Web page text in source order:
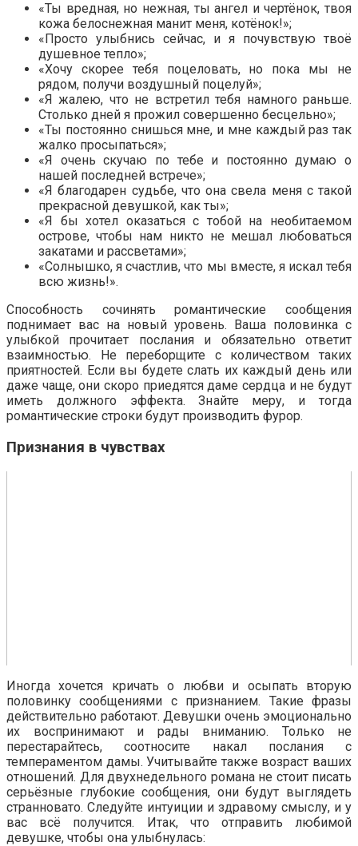
«Ты вредная, но нежная, ты ангел и чертёнок, твоя
кожа белоснежная манит меня, котёнок!»;
«Просто улыбнись сейчас, и я почувствую твоё
душевное тепло»;
«Хочу скорее тебя поцеловать, но пока мы не
рядом, получи воздушный поцелуй»;
«Я жалею, что не встретил тебя намного раньше.
Столько дней я прожил совершенно бесцельно»;
«Ты постоянно снишься мне, и мне каждый раз так
жалко просыпаться»;
«Я очень скучаю по тебе и постоянно думаю о
нашей последней встрече»;
«Я благодарен судьбе, что она свела меня с такой
прекрасной девушкой, как ты»;
«Я бы хотел оказаться с тобой на необитаемом
острове, чтобы нам никто не мешал любоваться
закатами и рассветами»;
«Солнышко, я счастлив, что мы вместе, я искал тебя
всю жизнь!».
Способность сочинять романтические сообщения
поднимает вас на новый уровень. Ваша половинка с
улыбкой прочитает послания и обязательно ответит
взаимностью. Не переборщите с количеством таких
приятностей. Если вы будете слать их каждый день или
даже чаще, они скоро приедятся даме сердца и не будут
иметь должного эффекта. Знайте меру, и тогда
романтические строки будут производить фурор.
Признания в чувствах
Иногда хочется кричать о любви и осыпать вторую
половинку сообщениями с признанием. Такие фразы
действительно работают. Девушки очень эмоционально
их воспринимают и рады вниманию. Только не
перестарайтесь, соотносите накал послания с
темпераментом дамы. Учитывайте также возраст ваших
отношений. Для двухнедельного романа не стоит писать
серьёзные глубокие сообщения, они будут выглядеть
странновато. Следуйте интуиции и здравому смыслу, и у
вас всё получится. Итак, что отправить любимой
девушке, чтобы она улыбнулась: